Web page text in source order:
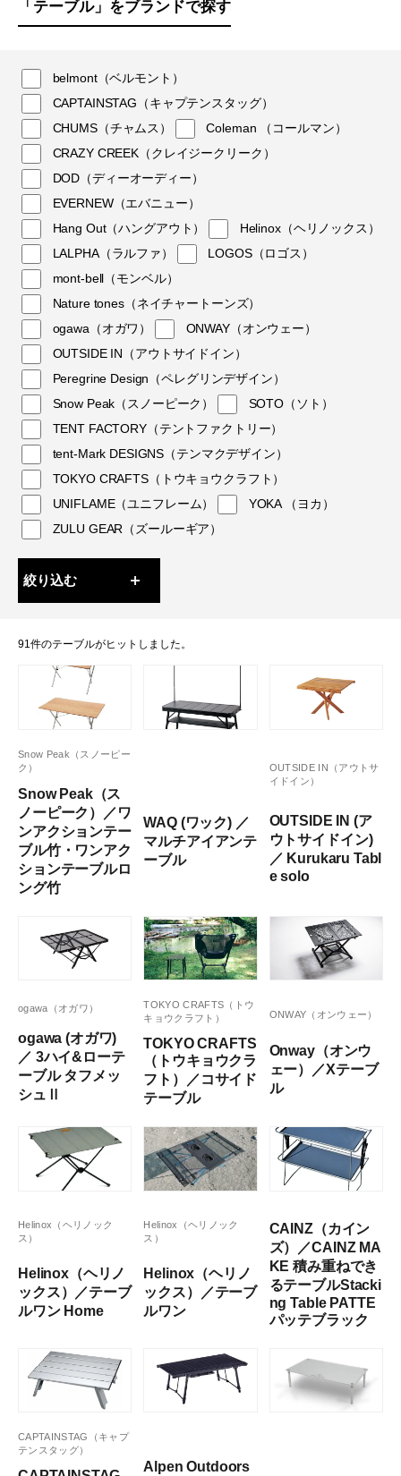
「テーブル」をブランドで探す
belmont（ベルモント）
CAPTAINSTAG（キャプテンスタッグ）
CHUMS（チャムス）
Coleman （コールマン）
CRAZY CREEK（クレイジークリーク）
DOD（ディーオーディー）
EVERNEW（エバニュー）
Hang Out（ハングアウト）
Helinox（ヘリノックス）
LALPHA（ラルファ）
LOGOS（ロゴス）
mont-bell（モンベル）
Nature tones（ネイチャートーンズ）
ogawa（オガワ）
ONWAY（オンウェー）
OUTSIDE IN（アウトサイドイン）
Peregrine Design（ペレグリンデザイン）
Snow Peak（スノーピーク）
SOTO（ソト）
TENT FACTORY（テントファクトリー）
tent-Mark DESIGNS（テンマクデザイン）
TOKYO CRAFTS（トウキョウクラフト）
UNIFLAME（ユニフレーム）
YOKA （ヨカ）
ZULU GEAR（ズールーギア）
絞り込む
91件のテーブルがヒットしました。
Snow Peak（スノーピー
ク）
Snow Peak（ス
ノーピーク）／ワ
ンアクションテー
ブル竹・ワンアク
ションテーブルロ
ング竹
WAQ (ワック) ／
マルチアイアンテ
ーブル
OUTSIDE IN（アウトサ
イドイン）
OUTSIDE IN (ア
ウトサイドイン)
／ Kurukaru Tabl
e solo
ogawa（オガワ）
ogawa (オガワ)
／ 3ハイ&ローテ
ーブル タフメッ
シュⅡ
TOKYO CRAFTS（トウ
キョウクラフト）
TOKYO CRAFTS
（トウキョウクラ
フト）／コサイド
テーブル
ONWAY（オンウェー）
Onway（オンウ
ェー）／Xテーブ
ル
Helinox（ヘリノック
ス）
Helinox（ヘリノ
ックス）／テーブ
ルワン Home
Helinox（ヘリノック
ス）
Helinox（ヘリノ
ックス）／テーブ
ルワン
CAINZ（カイン
ズ）／CAINZ MA
KE 積み重ねでき
るテーブルStacki
ng Table PATTE
パッテブラック
CAPTAINSTAG（キャプ
テンスタッグ）
Alpen Outdoors